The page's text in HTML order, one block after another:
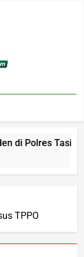
Polres
TPPO